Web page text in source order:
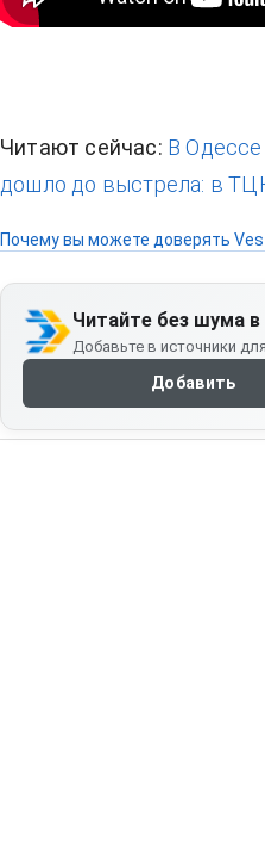
Читают сейчас: В
дошло до выстрела: в
Почему вы можете доверять
Читайте без шума в
Добавьте в источники
Добавить